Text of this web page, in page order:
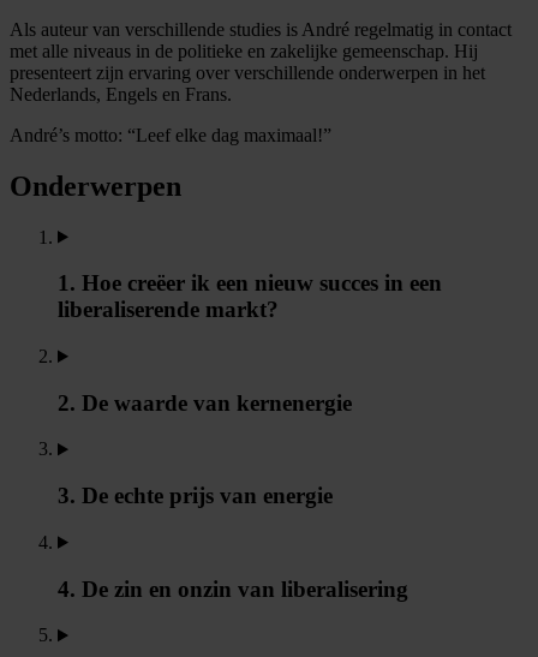
Als auteur van verschillende studies is André regelmatig in contact
met alle niveaus in de politieke en zakelijke gemeenschap. Hij
presenteert zijn ervaring over verschillende onderwerpen in het
Nederlands, Engels en Frans.
André’s motto: “Leef elke dag maximaal!”
Onderwerpen
1. Hoe creëer ik een nieuw succes in een
liberaliserende markt?
2. De waarde van kernenergie
3. De echte prijs van energie
4. De zin en onzin van liberalisering